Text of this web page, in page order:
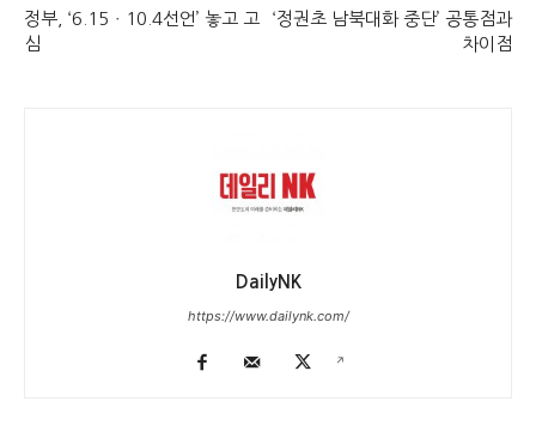
정부, ‘6.15ㆍ10.4선언’ 놓고 고
심
‘정권초 남북대화 중단’ 공통점과
차이점
DailyNK
https://www.dailynk.com/